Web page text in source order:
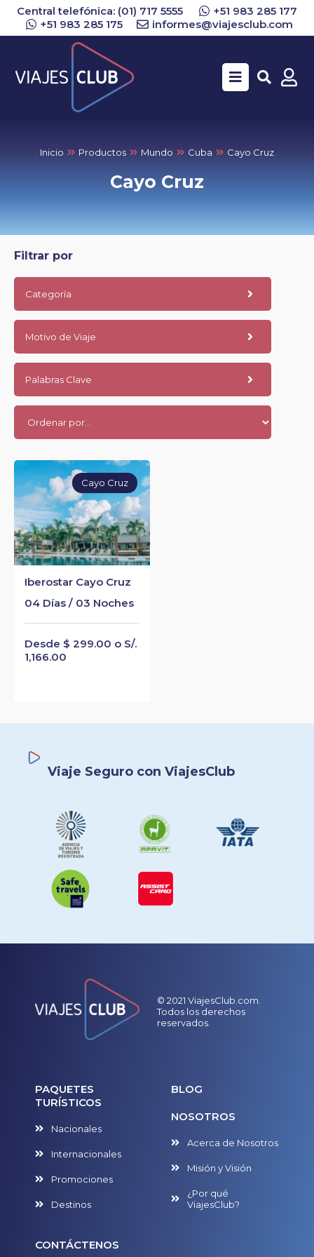
Central telefónica: (01) 717 5555
+51 983 285 177
+51 983 285 175
informes@viajesclub.com
Inicio Productos Mundo Cuba Cayo Cruz
Cayo Cruz
Filtrar por
Categoría
Motivo de Viaje
Palabras Clave
Iberostar Cayo Cruz
04 Días / 03 Noches
Desde $ 299.00 o S/.
1,166.00
Cayo Cruz
Viaje Seguro con ViajesClub
© 2021 ViajesClub.com.
Todos los derechos
reservados.
PAQUETES
TURÍSTICOS
Nacionales
Internacionales
Promociones
Destinos
BLOG
NOSOTROS
Acerca de Nosotros
Misión y Visión
¿Por qué
ViajesClub?
CONTÁCTENOS